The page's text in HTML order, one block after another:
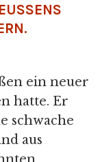
A
ein neuer
hatte. Er
schwache
aus